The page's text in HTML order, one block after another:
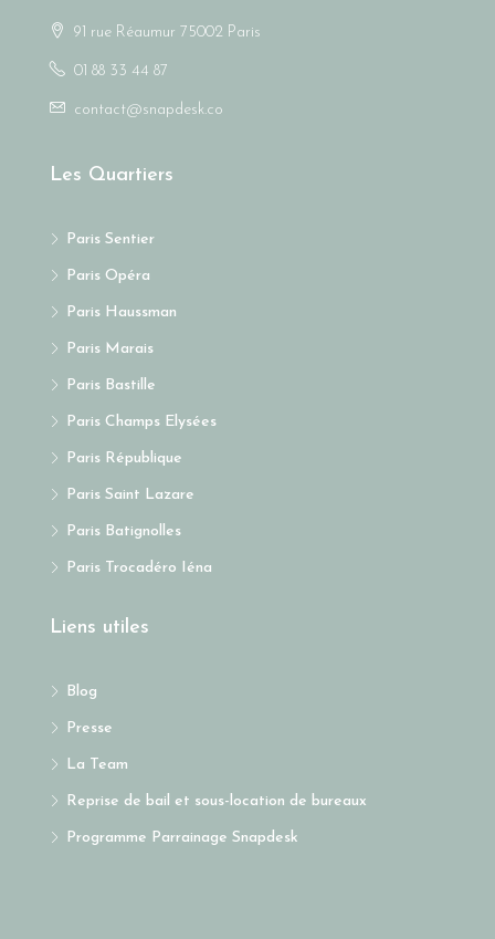
91 rue Réaumur 75002 Paris
01 88 33 44 87
contact@snapdesk.co
Les Quartiers
Paris Sentier
Paris Opéra
Paris Haussman
Paris Marais
Paris Bastille
Paris Champs Elysées
Paris République
Paris Saint Lazare
Paris Batignolles
Paris Trocadéro Iéna
Liens utiles
Blog
Presse
La Team
Reprise de bail et sous-location de bureaux
Programme Parrainage Snapdesk